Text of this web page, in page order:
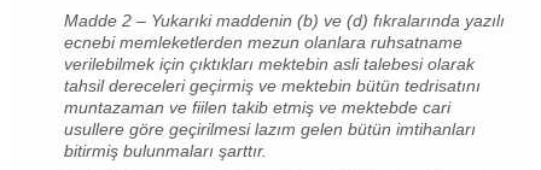
Madde 2 – Yukarıki maddenin (b) ve (d) fıkralarında yazılı
ecnebi memleketlerden mezun olanlara ruhsatname
verilebilmek için çıktıkları mektebin asli talebesi olarak
tahsil dereceleri geçirmiş ve mektebin bütün tedrisatını
muntazaman ve fiilen takib etmiş ve mektebde cari
usullere göre geçirilmesi lazım gelen bütün imtihanları
bitirmiş bulunmaları şarttır.